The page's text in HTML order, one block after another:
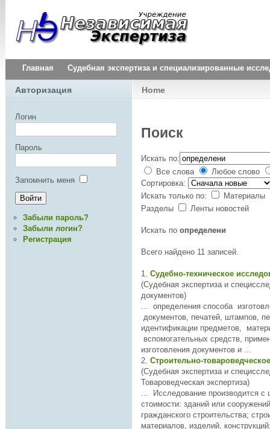
Главная Судебная экспертиза и специализированные
Home
Поиск
Искать по:
Все слова
Любое слово
Сортировка:
Искать только по:
Материалы
Разделы
Ленты новостей
Искать по определени
Всего найдено 11 записей.
1. Судебно-техническое
(Судебная экспертиза и
документов)
... определения способа
документов, печатей, штампов,
идентификации предметов,
вспомогательных средств,
изготовления документов и ...
2. Строительно-
(Судебная экспертиза и
Товароведческая экспертиза)
... Исследование производится
стоимости: зданий или сооружений промышленного или
гражданского строительства; строительных
Авторизация
Логин
Пароль
Запомнить меня
Забыли пароль?
Забыли логин?
Регистрация